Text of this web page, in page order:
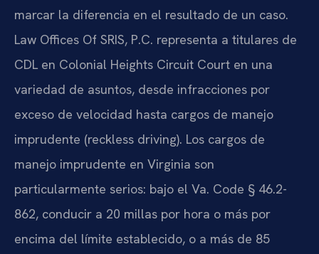
marcar la diferencia en el resultado de un caso.
Law Offices Of SRIS, P.C. representa a titulares de
CDL en Colonial Heights Circuit Court en una
variedad de asuntos, desde infracciones por
exceso de velocidad hasta cargos de manejo
imprudente (reckless driving). Los cargos de
manejo imprudente en Virginia son
particularmente serios: bajo el Va. Code § 46.2-
862, conducir a 20 millas por hora o más por
encima del límite establecido, o a más de 85